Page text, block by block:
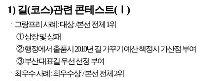
1) 길(코스)관련 콘테스트(Ⅰ)
ㆍ그랑프리 사례 : 대상 /본선 전체 1위
① 상장 및 상패
② 행정에서 출품시 2010년 길 가꾸기 예산 책정시 가산점 부여
③ 부산 대표길 우선 선정 부여
ㆍ최우수 사례 : 최우수상 / 본선 전체 2위